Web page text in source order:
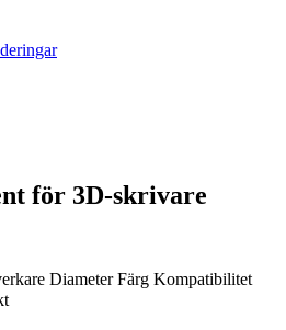
för 3D-skrivare
Diameter Färg Kompatibilitet